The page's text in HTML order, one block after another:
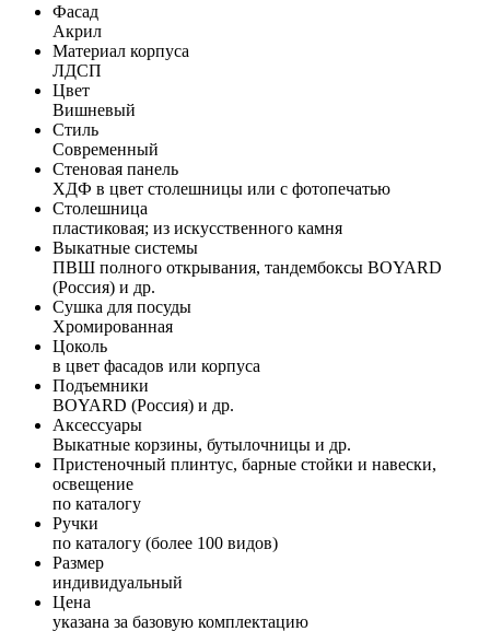
Фасад
Акрил
Материал корпуса
ЛДСП
Цвет
Вишневый
Стиль
Современный
Стеновая панель
ХДФ в цвет столешницы или с фотопечатью
Столешница
пластиковая; из искусственного камня
Выкатные системы
ПВШ полного открывания, тандембоксы BOYARD
(Россия) и др.
Сушка для посуды
Хромированная
Цоколь
в цвет фасадов или корпуса
Подъемники
BOYARD (Россия) и др.
Аксессуары
Выкатные корзины, бутылочницы и др.
Пристеночный плинтус, барные стойки и навески,
освещение
по каталогу
Ручки
по каталогу (более 100 видов)
Размер
индивидуальный
Цена
указана за базовую комплектацию